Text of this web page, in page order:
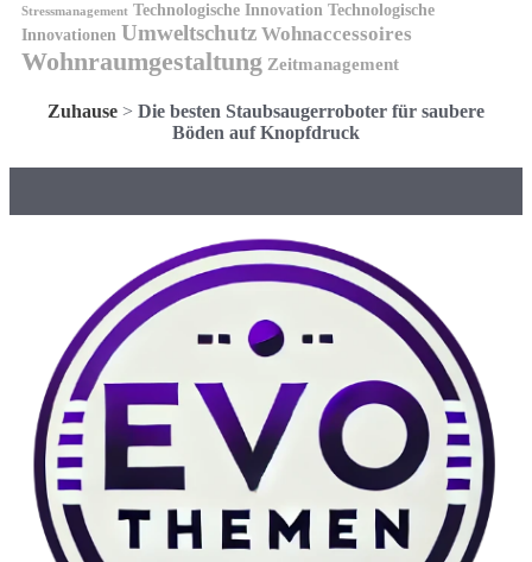
Stressmanagement Technologische Innovation Technologische
Innovationen Umweltschutz Wohnaccessoires
Wohnraumgestaltung Zeitmanagement
Zuhause > Die besten Staubsaugerroboter für saubere
Böden auf Knopfdruck